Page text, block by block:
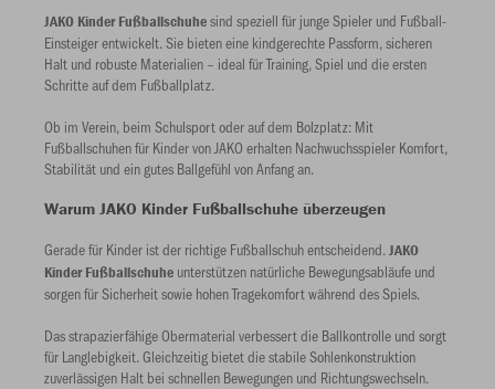
JAKO Kinder Fußballschuhesind speziell für junge Spieler und Fußball-
Einsteiger entwickelt. Sie bieten eine kindgerechte Passform, sicheren
Halt und robuste Materialien – ideal für Training, Spiel und die ersten
Schritte auf dem Fußballplatz.
Ob im Verein, beim Schulsport oder auf dem Bolzplatz: Mit
Fußballschuhen für Kinder von JAKO erhalten Nachwuchsspieler Komfort,
Stabilität und ein gutes Ballgefühl von Anfang an.
Warum JAKO Kinder Fußballschuhe überzeugen
Gerade für Kinder ist der richtige Fußballschuh entscheidend.JAKO
Kinder Fußballschuhe unterstützen natürliche Bewegungsabläufe und
sorgen für Sicherheit sowie hohen Tragekomfort während des Spiels.
Das strapazierfähige Obermaterial verbessert die Ballkontrolle und sorgt
für Langlebigkeit. Gleichzeitig bietet die stabile Sohlenkonstruktion
zuverlässigen Halt bei schnellen Bewegungen und Richtungswechseln.